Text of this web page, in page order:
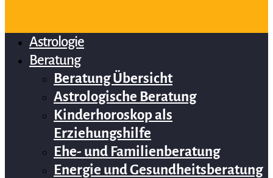
Astrologie
Beratung
Beratung Übersicht
Astrologische Beratung
Kinderhoroskop als
Erziehungshilfe
Ehe- und Familienberatung
Energie und Gesundheitsberatung